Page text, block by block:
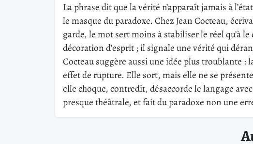
La phrase dit que la vérité n’apparaît jamais à
le masque du paradoxe. Chez Jean Cocteau,
garde, le mot sert moins à stabiliser le réel qu’à le
décoration d’esprit ; il signale une vérité qui
Cocteau suggère aussi une idée plus troublante :
effet de rupture. Elle sort, mais elle ne se
elle choque, contredit, désaccorde le langage
presque théâtrale, et fait du paradoxe non une